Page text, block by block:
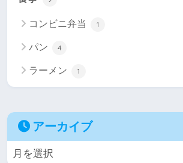
コンビニ弁当 1
パン 4
ラーメン 1
アーカイブ